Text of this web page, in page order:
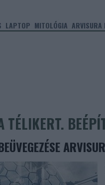
LAPTOP MITOLÓGIA ARVISURA
TÉLIKERT.